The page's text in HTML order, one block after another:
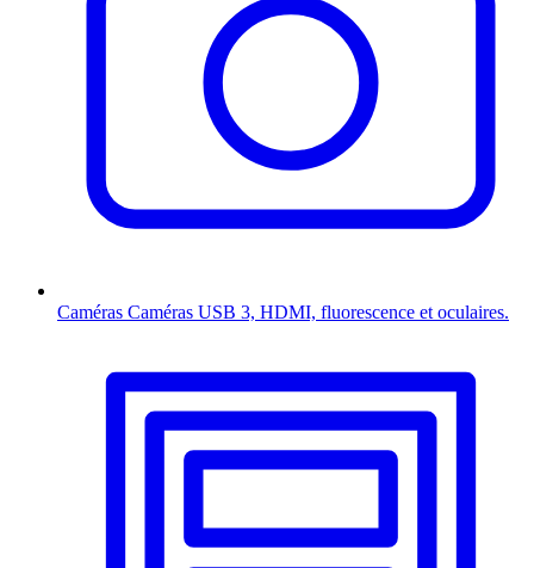
Caméras Caméras USB 3, HDMI, fluorescence et oculaires.